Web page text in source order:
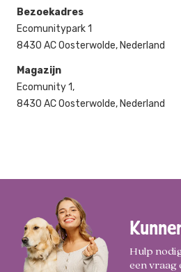
Bezoekadres
Ecomunitypark 1
8430 AC Oosterwolde, Nederland
Magazijn
Ecomunity 1,
8430 AC Oosterwolde, Nederland
Hulp
een vraag